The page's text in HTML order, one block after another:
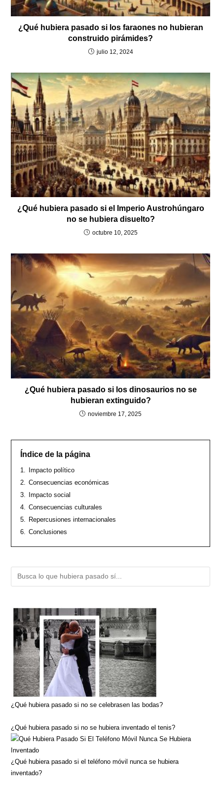
¿Qué hubiera pasado si los faraones no hubieran
construido pirámides?
julio 12, 2024
¿Qué hubiera pasado si el Imperio Austrohúngaro
no se hubiera disuelto?
octubre 10, 2025
¿Qué hubiera pasado si los dinosaurios no se
hubieran extinguido?
noviembre 17, 2025
Índice de la página
1.
Impacto político
2.
Consecuencias económicas
3.
Impacto social
4.
Consecuencias culturales
5.
Repercusiones internacionales
6.
Conclusiones
Buscar
¿Qué hubiera pasado si no se celebrasen las bodas?
¿Qué hubiera pasado si no se hubiera inventado el tenis?
¿Qué hubiera pasado si el teléfono móvil nunca se hubiera
inventado?